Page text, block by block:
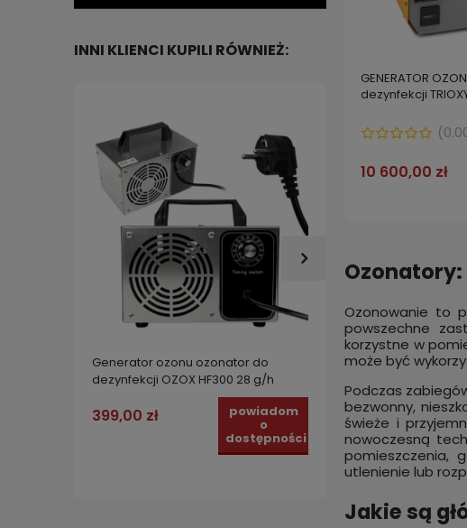
INNI KLIENCI KUPILI RÓWNIEŻ:
Generator ozonu ozonator do
dezynfekcji OZOX HF300 28 g/h
399,00 zł powiadom
o
dostępności
Generator ozonu
dezynfekcji
timerem 40 g/h
999,00 zł
GENERATOR
dezynfekcji
(
10 600,00 zł
Ozonowanie to
powszechne
korzystne w
może być
Podczas
bezwonny,
świeże i
nowoczesną
pomieszczenia,
utlenienie lub
Jakie są